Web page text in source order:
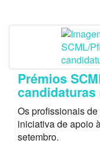
Prémios
candidaturas
Os profissionais
iniciativa de apoio
setembro.